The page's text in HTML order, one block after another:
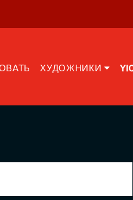
ХУДОЖНИКИ